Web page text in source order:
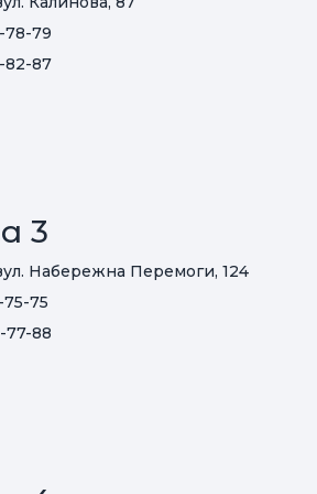
78-79
82-87
3
Набережна Перемоги, 124
75-75
77-88